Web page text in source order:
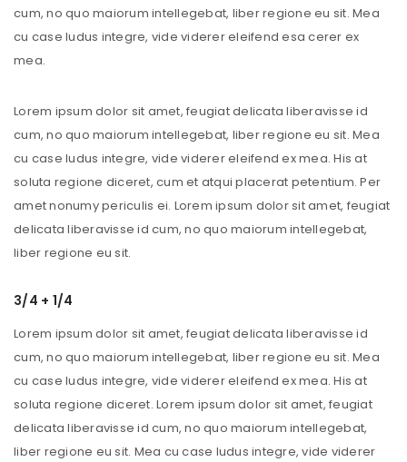
cum, no quo maiorum intellegebat, liber regione eu sit. Mea
cu case ludus integre, vide viderer eleifend esa cerer ex
mea.
Lorem ipsum dolor sit amet, feugiat delicata liberavisse id
cum, no quo maiorum intellegebat, liber regione eu sit. Mea
cu case ludus integre, vide viderer eleifend ex mea. His at
soluta regione diceret, cum et atqui placerat petentium. Per
amet nonumy periculis ei. Lorem ipsum dolor sit amet, feugiat
delicata liberavisse id cum, no quo maiorum intellegebat,
liber regione eu sit.
3/4 + 1/4
Lorem ipsum dolor sit amet, feugiat delicata liberavisse id
cum, no quo maiorum intellegebat, liber regione eu sit. Mea
cu case ludus integre, vide viderer eleifend ex mea. His at
soluta regione diceret. Lorem ipsum dolor sit amet, feugiat
delicata liberavisse id cum, no quo maiorum intellegebat,
liber regione eu sit. Mea cu case ludus integre, vide viderer